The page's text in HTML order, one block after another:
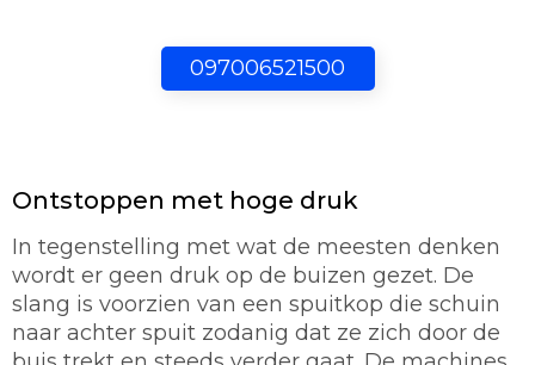
097006521500
Ontstoppen met hoge druk
In tegenstelling met wat de meesten denken
wordt er geen druk op de buizen gezet. De
slang is voorzien van een spuitkop die schuin
naar achter spuit zodanig dat ze zich door de